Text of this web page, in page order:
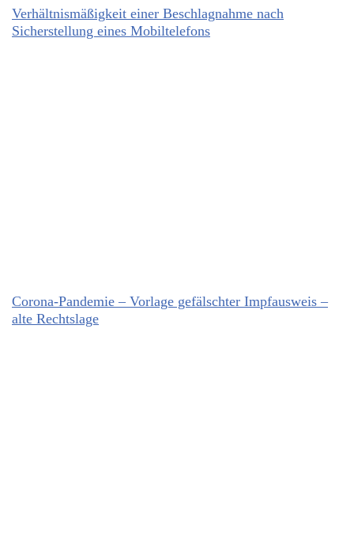
Verhältnismäßigkeit einer Beschlagnahme nach
Sicherstellung eines Mobiltelefons
Corona-Pandemie – Vorlage gefälschter Impfausweis –
alte Rechtslage